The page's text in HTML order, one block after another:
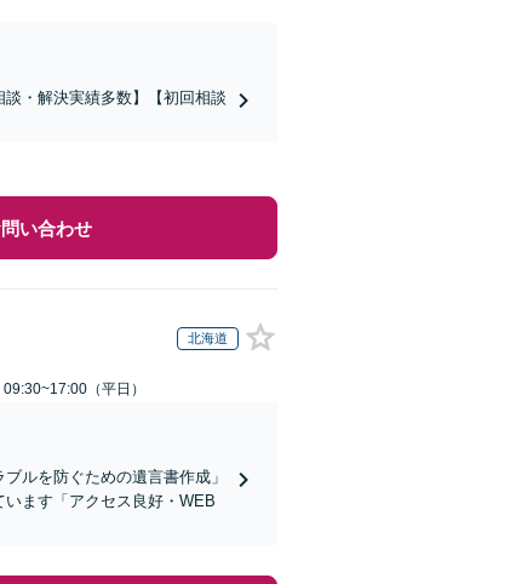
・解決実績多数】【初回相談
い合わせ
北海道
（平日）
ルを防ぐための遺言書作成」
ます「アクセス良好・WEB